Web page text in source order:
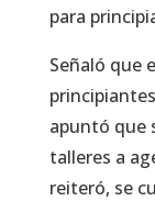
para
Señaló que
apuntó que
talleres a
reiteró, se